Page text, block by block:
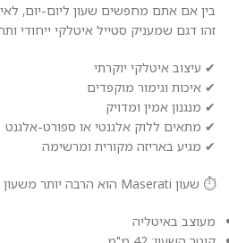
בין אם אתם מחפשים שעון ליום-יום,
זהו דגם שמעניק סטייל איטלקי ייחודי
✔ עיצוב איטלקי יוקרתי
✔ איכות וגימור מוקפדים
✔ מנגנון אמין ומדויק
✔ מתאים ללוק אלגנטי או ספורט-אלגנט
✔ מגיע באריזה מקורית ומרשימה
⏱️ שעון Maserati הוא הרבה יותר משעון — הוא הצהרת סטייל.
מעוצב באיטליה